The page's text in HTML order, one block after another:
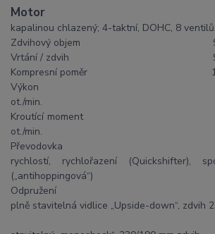
Motor
kapalinou chlazený; 4-taktní, DOHC, 8 ventilů
Zdvihový objem
Vrtání / zdvih
Kompresní poměr
ot./min.
Kroutící
ot./min.
rychlostí, rychlořazení (Quickshifter),
(„antihoppingová“)
plně stavitelná vidlice „Upside-down“, zdvih
Zadní